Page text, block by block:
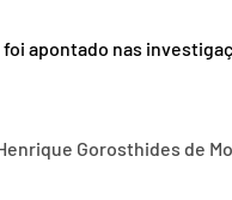
apontado nas
Gorosthides de